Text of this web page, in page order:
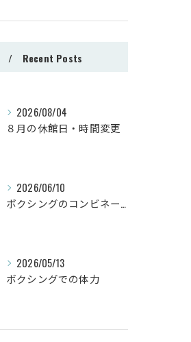
Recent Posts
2026/08/04
８月の休館日・時間変更
2026/06/10
ボクシングのコンビネーション
2026/05/13
ボクシングでの体力